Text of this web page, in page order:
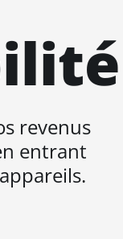
revenus
entrant